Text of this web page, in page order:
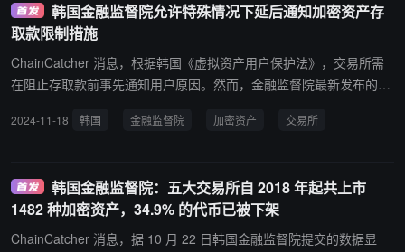
立法进一步扩大监管范围。 Bithumb 曾于上周五在发放促销奖励时误
发了 62 万枚比特币，引发平台抛售潮。目前，金融当局初步调查显
示，误发的比特币中 99.7% 已被追回；在交易暂停前已售出的 1,786
枚比特币中，93% 也已追回。
韩国金融监督院允许特殊情况下延后通知加密资产存
取款限制措施
ChainCatcher 消息，根据韩国《虚拟资产用户保护法》，交易所需
在阻止存取款前事先通知用户原因。然而，金融监督院最新发布的
时，交易所可延后通知并优先实施存取款限制。 同时，该规定附加了
正当理由，仍须坚持事先通知原则，以保护投资者权益不受侵害。
2024-11-18 韩国 金融监督院 加密资产 交易所
韩国金融监督院：五大交易所自 2018 年起共上市
1482 种加密资产，34.9% 的代币已被下架
ChainCatcher 消息，据 10 月 22 日韩国金融监督院提交的数据显